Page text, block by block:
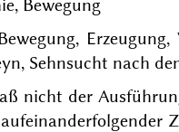
Bewegung
Sehnsucht nach
nicht der